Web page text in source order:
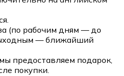
(по рабочим дням — до
— ближайший
предоставляем подарок,
покупки.